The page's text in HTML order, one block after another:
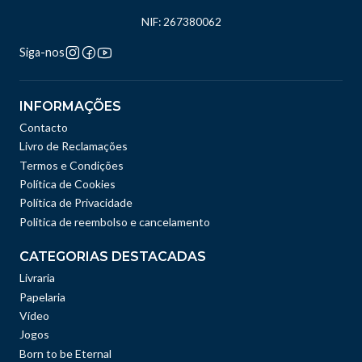
NIF: 267380062
Siga-nos
INFORMAÇÕES
Contacto
Livro de Reclamações
Termos e Condições
Política de Cookies
Política de Privacidade
Politica de reembolso e cancelamento
CATEGORIAS DESTACADAS
Livraria
Papelaria
Vídeo
Jogos
Born to be Eternal